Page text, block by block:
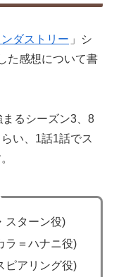
ダストリー 」シ
た感想について書
るシーズン3、8
い、1話1話でス
スターン役)
ラ＝ハナニ役)
ピアリング役)